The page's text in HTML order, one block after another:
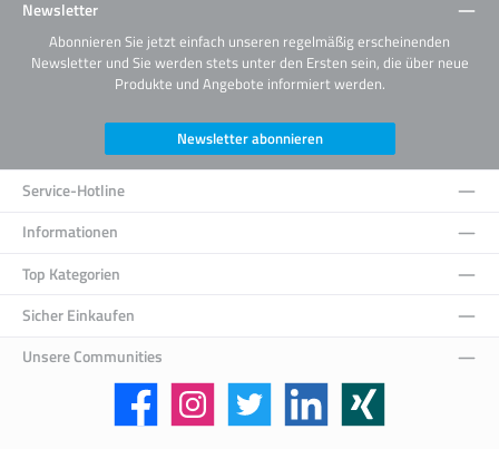
Newsletter
Abonnieren Sie jetzt einfach unseren regelmäßig erscheinenden
Newsletter und Sie werden stets unter den Ersten sein, die über neue
Produkte und Angebote informiert werden.
Newsletter abonnieren
Service-Hotline
Informationen
Top Kategorien
Sicher Einkaufen
Unsere Communities
Facebook Instagram Twitter LinkedIn Xing